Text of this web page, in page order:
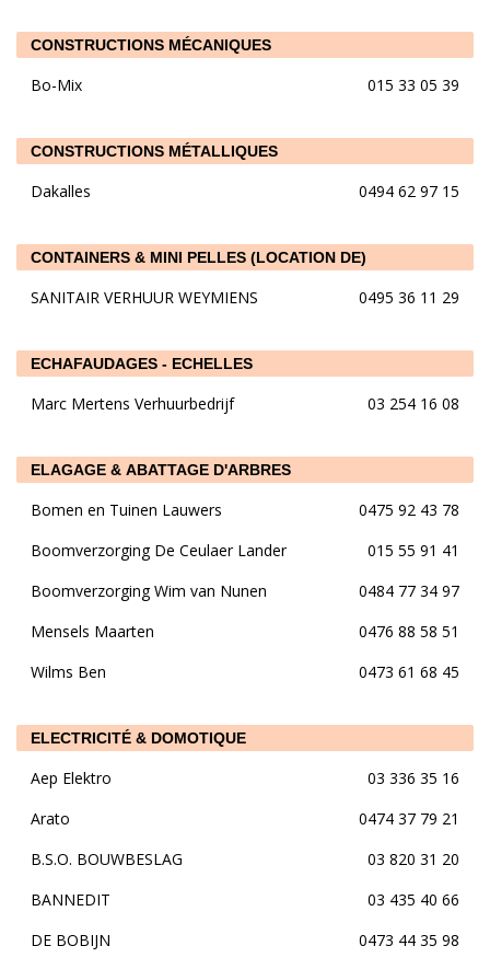
CONSTRUCTIONS MÉCANIQUES
Bo-Mix 015 33 05 39
CONSTRUCTIONS MÉTALLIQUES
Dakalles 0494 62 97 15
CONTAINERS & MINI PELLES (LOCATION DE)
SANITAIR VERHUUR WEYMIENS 0495 36 11 29
ECHAFAUDAGES - ECHELLES
Marc Mertens Verhuurbedrijf 03 254 16 08
ELAGAGE & ABATTAGE D'ARBRES
Bomen en Tuinen Lauwers
0475 92 43 78
Boomverzorging De Ceulaer Lander
015 55 91 41
Boomverzorging Wim van Nunen
0484 77 34 97
Mensels Maarten
0476 88 58 51
Wilms Ben
0473 61 68 45
ELECTRICITÉ & DOMOTIQUE
Aep Elektro
03 336 35 16
Arato
0474 37 79 21
B.S.O. BOUWBESLAG
03 820 31 20
BANNEDIT
03 435 40 66
DE BOBIJN
0473 44 35 98